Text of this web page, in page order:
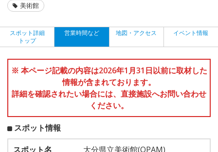
美術館
スポット詳細
トップ
営業時間など 地図・アクセス イベント情報
※ 本ページ記載の内容は2026年1月31日以前に取材した
情報が含まれております。
詳細を確認されたい場合には、直接施設へお問い合わせ
ください。
スポット情報
スポット名
大分県立美術館(OPAM)